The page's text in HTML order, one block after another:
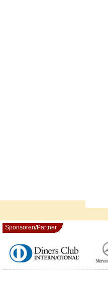
Sponsoren/Partner